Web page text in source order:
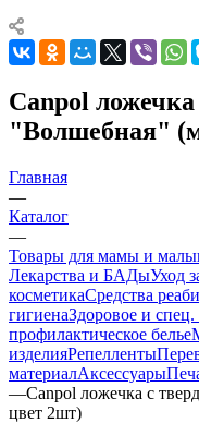
Canpol
"Волшебная"
Главная
—
Каталог
—
Товары для мамы и
Лекарства и БАДыУход
косметикаСредства
гигиенаЗдоровое и
профилактическое белье
изделияРепелленты
материалАксессуары
—Canpol ложечка с
цвет 2шт)